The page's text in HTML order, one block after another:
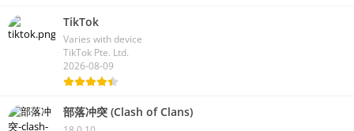
TikTok
Varies with device
TikTok Pte. Ltd.
2026-08-09
部落冲突 (Clash of Clans)